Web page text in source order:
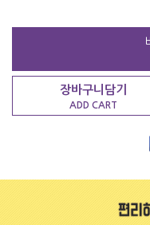
장바구니담기
ADD CART